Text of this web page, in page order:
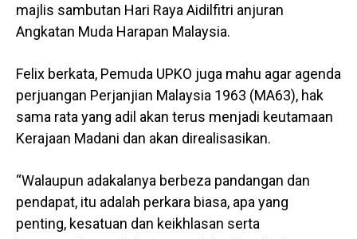
majlis sambutan Hari Raya Aidilfitri anjuran
Angkatan Muda Harapan Malaysia.
Felix berkata, Pemuda UPKO juga mahu agar agenda
perjuangan Perjanjian Malaysia 1963 (MA63), hak
sama rata yang adil akan terus menjadi keutamaan
Kerajaan Madani dan akan direalisasikan.
“Walaupun adakalanya berbeza pandangan dan
pendapat, itu adalah perkara biasa, apa yang
penting, kesatuan dan keikhlasan serta